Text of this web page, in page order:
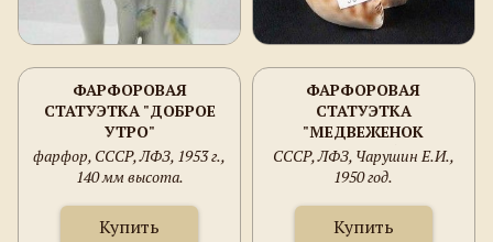
ФАРФОРОВАЯ
СТАТУЭТКА "ДОБРОЕ
УТРО"
фарфор, СССР, ЛФЗ, 1953 г.,
140 мм высота.
Купить
ФАРФОРОВАЯ
СТАТУЭТКА
"МЕДВЕЖЕНОК
РЕВУЩИЙ"
СССР, ЛФЗ, Чарушин Е.И.,
1950 год.
Купить